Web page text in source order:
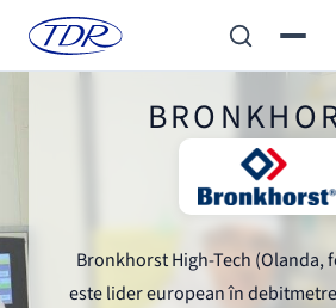
Bronkhorst High-Tech (Olanda,
este lider european în